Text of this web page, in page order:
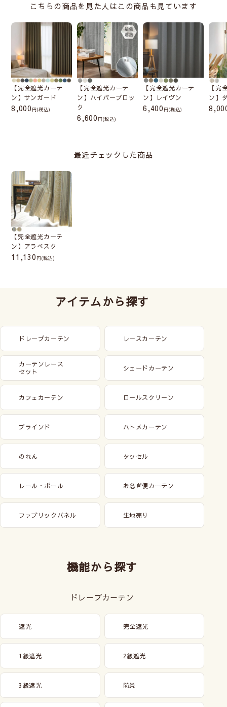
こちらの商品を見た人はこの商品も見ています
【完全遮光カーテ
ン】サンガード
8,000 (税込)
【完全遮光カーテ
ン】ハイパーブロッ
ク
6,600 (税込)
【完全遮光カーテ
ン】レイヴン
6,400 (税込)
【完
ン】
最近チェックした商品
【完全遮光カーテ
ン】アラベスク
11,130 (税込)
アイテムから探す
ドレープカーテン レースカーテン
カーテンレース
セット
シェードカーテン
カフェカーテン ロールスクリーン
ブラインド ハトメカーテン
のれん タッセル
レール・ポール お急ぎ便カーテン
ファブリックパネル 生地売り
機能から探す
ドレープカーテン
遮光 完全遮光
1級遮光 2級遮光
3級遮光 防炎